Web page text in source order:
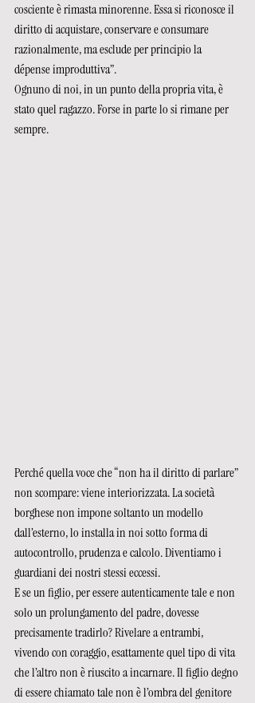
cosciente è rimasta minorenne. Essa si riconosce il
diritto di acquistare, conservare e consumare
razionalmente, ma esclude per principio la
dépense improduttiva”.
Ognuno di noi, in un punto della propria vita, è
stato quel ragazzo. Forse in parte lo si rimane per
sempre.
Perché quella voce che “non ha il diritto di parlare”
non scompare: viene interiorizzata. La società
borghese non impone soltanto un modello
dall’esterno, lo installa in noi sotto forma di
autocontrollo, prudenza e calcolo. Diventiamo i
guardiani dei nostri stessi eccessi.
E se un figlio, per essere autenticamente tale e non
solo un prolungamento del padre, dovesse
precisamente tradirlo? Rivelare a entrambi,
vivendo con coraggio, esattamente quel tipo di vita
che l’altro non è riuscito a incarnare. Il figlio degno
di essere chiamato tale non è l’ombra del genitore